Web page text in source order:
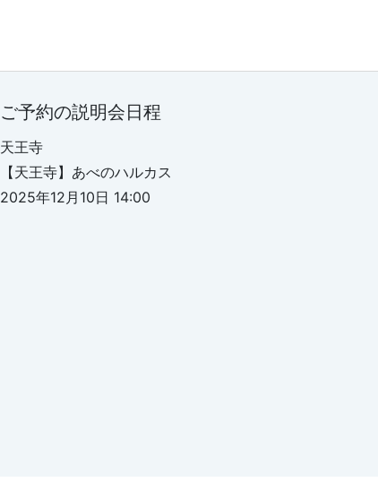
ご予約の説明会日程
天王寺
【天王寺】あべのハルカス
2025年12月10日 14:00